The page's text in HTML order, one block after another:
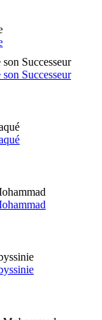
Successeur
Successeur